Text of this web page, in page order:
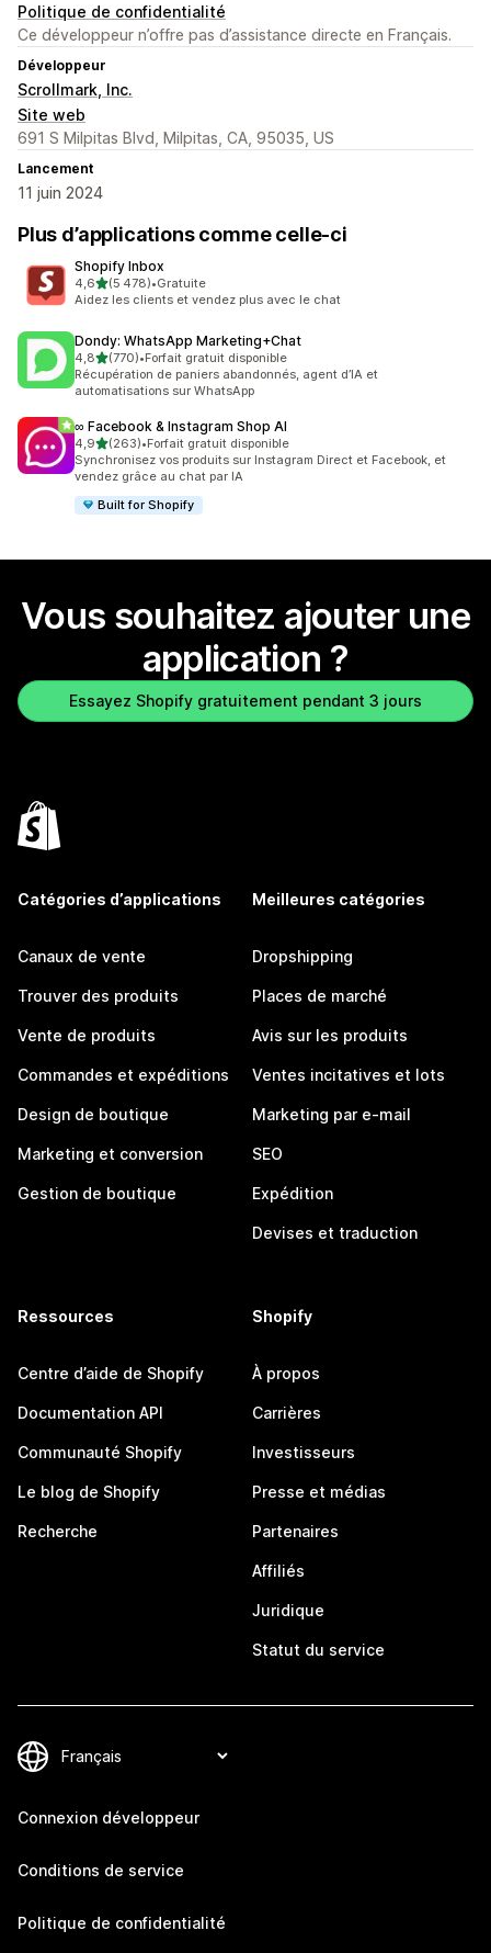
Politique de confidentialité
Ce développeur n’offre pas d’assistance directe en Français.
Développeur
Scrollmark, Inc.
Site web
691 S Milpitas Blvd, Milpitas, CA, 95035, US
Lancement
11 juin 2024
Plus d’applications comme celle-ci
Shopify Inbox
4,6étoile(s) sur 5
(5 478)
5478 avis au total
•Gratuite
Aidez les clients et vendez plus avec le chat
Dondy: WhatsApp Marketing+Chat
4,8étoile(s) sur 5
(770)
770 avis au total
•Forfait gratuit disponible
Récupération de paniers abandonnés, agent d’IA et
automatisations sur WhatsApp
∞ Facebook & Instagram Shop AI
4,9étoile(s) sur 5
(263)
263 avis au total
•Forfait gratuit disponible
Synchronisez vos produits sur Instagram Direct et Facebook, et
vendez grâce au chat par IA
Built for Shopify
Vous souhaitez ajouter une
application ?
Essayez Shopify gratuitement pendant 3 jours
Catégories d’applications
Canaux de vente
Trouver des produits
Vente de produits
Commandes et expéditions
Design de boutique
Marketing et conversion
Gestion de boutique
Meilleures catégories
Dropshipping
Places de marché
Avis sur les produits
Ventes incitatives et lots
Marketing par e-mail
SEO
Expédition
Devises et traduction
Ressources
Centre d’aide de Shopify
Documentation API
Communauté Shopify
Le blog de Shopify
Recherche
Shopify
À propos
Carrières
Investisseurs
Presse et médias
Partenaires
Affiliés
Juridique
Statut du service
Connexion développeur
Conditions de service
Politique de confidentialité